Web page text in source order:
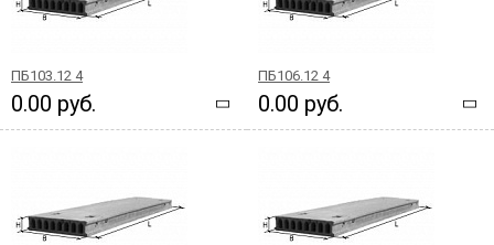
ПБ103.12 4
0.00 руб.
ПБ106.12 4
0.00 руб.